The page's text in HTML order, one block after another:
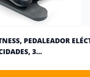
PEDALEADOR
3...